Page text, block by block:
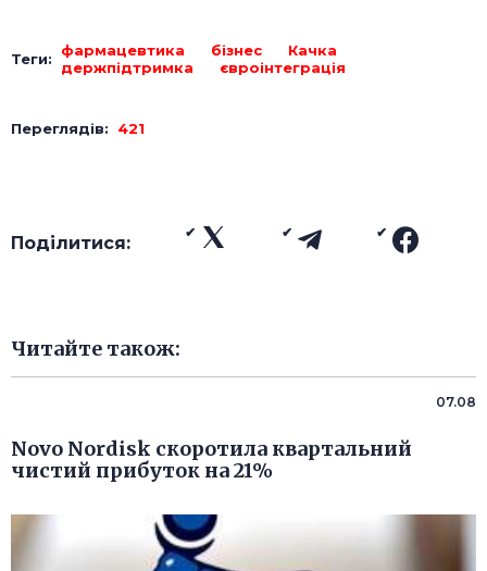
Теги: фармацевтика бізнес
Качка
держпідтримка
євроінтеграція
Переглядів: 421
Поділитися:
Читайте також:
07.08
Novo Nordisk скоротила квартальний
чистий прибуток на 21%